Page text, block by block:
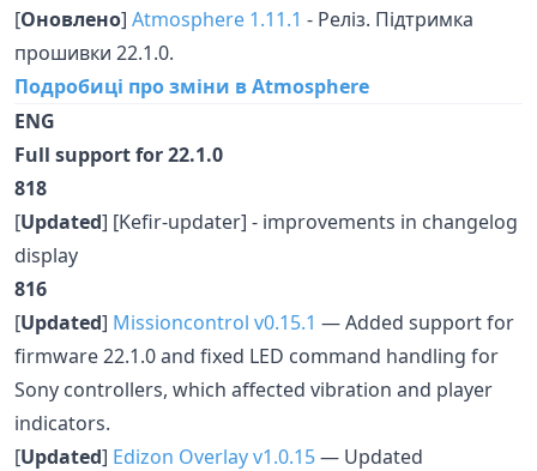
[Оновлено] Atmosphere 1.11.1 - Реліз. Підтримка
прошивки 22.1.0.
Подробиці про зміни в Atmosphere
ENG
Full support for 22.1.0
818
[Updated] [Kefir-updater] - improvements in changelog
display
816
[Updated] Missioncontrol v0.15.1 — Added support for
firmware 22.1.0 and fixed LED command handling for
Sony controllers, which affected vibration and player
indicators.
[Updated] Edizon Overlay v1.0.15— Updated